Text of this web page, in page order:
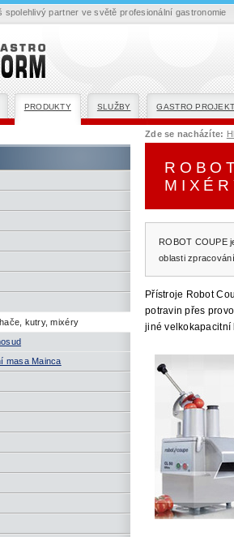
PRODUKTY SLUŽBY GASTRO PROJEKT
kutry, mixéry
masa Mainca
Zde se nacházíte:
ROBOT COUPE
oblasti
Přístroje Robot
potravin přes
jiné velkokapacitní
spolehlivý partner ve světě profesionální gastronomie